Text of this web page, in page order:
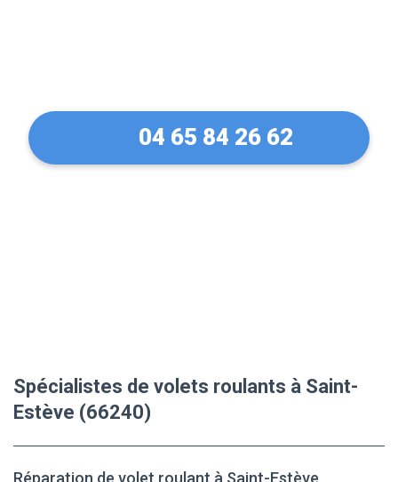
04 65 84 26 62
Spécialistes de volets roulants à Saint-
Estève (66240)